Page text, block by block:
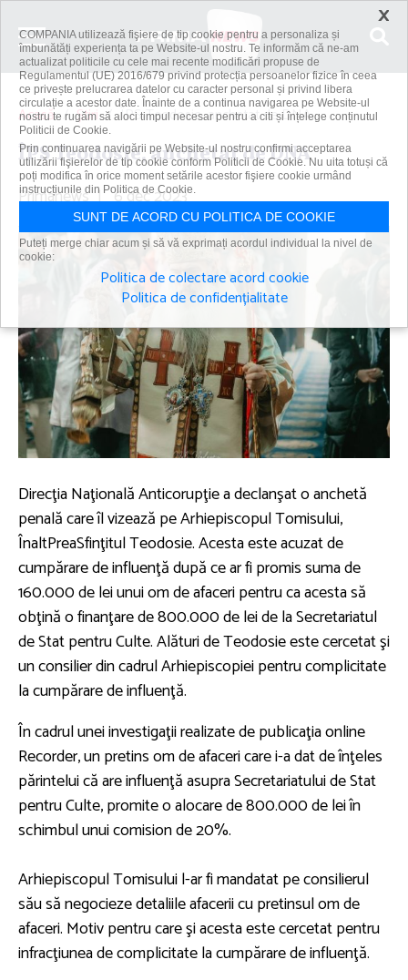
Acasă Știri ÎPS Teodosie, anchetat de DNA
ÎPS Teodosie, anchetat de DNA
Primanews | 6 dec 2023
Direcţia Naţională Anticorupţie a declanşat o anchetă
penală care îl vizează pe Arhiepiscopul Tomisului,
ÎnaltPreaSfinţitul Teodosie. Acesta este acuzat de
cumpărare de influenţă după ce ar fi promis suma de
160.000 de lei unui om de afaceri pentru ca acesta să
obţină o finanţare de 800.000 de lei de la Secretariatul
de Stat pentru Culte. Alături de Teodosie este cercetat şi
un consilier din cadrul Arhiepiscopiei pentru complicitate
la cumpărare de influenţă.
În cadrul unei investigaţii realizate de publicaţia online
Recorder, un pretins om de afaceri care i-a dat de înţeles
părintelui că are influenţă asupra Secretariatului de Stat
pentru Culte, promite o alocare de 800.000 de lei în
schimbul unui comision de 20%.
Arhiepiscopul Tomisului l-ar fi mandatat pe consilierul
său să negocieze detaliile afacerii cu pretinsul om de
afaceri. Motiv pentru care şi acesta este cercetat pentru
infracţiunea de complicitate la cumpărare de influenţă.
×
COMPANIA utilizează fişiere de tip cookie pentru a personaliza și
îmbunătăți experiența ta pe Website-ul nostru. Te informăm că ne-am
actualizat politicile cu cele mai recente modificări propuse de
Regulamentul (UE) 2016/679 privind protecția persoanelor fizice în ceea
ce privește prelucrarea datelor cu caracter personal și privind libera
circulație a acestor date. Înainte de a continua navigarea pe Website-ul
nostru te rugăm să aloci timpul necesar pentru a citi și înțelege conținutul
Politicii de Cookie.
Prin continuarea navigării pe Website-ul nostru confirmi acceptarea
utilizării fişierelor de tip cookie conform Politicii de Cookie. Nu uita totuși că
poți modifica în orice moment setările acestor fişiere cookie urmând
instrucțiunile din Politica de Cookie.
SUNT DE ACORD CU POLITICA DE COOKIE
Puteți merge chiar acum și să vă exprimați acordul individual la nivel de
cookie:
Politica de colectare acord cookie
Politica de confidențialitate